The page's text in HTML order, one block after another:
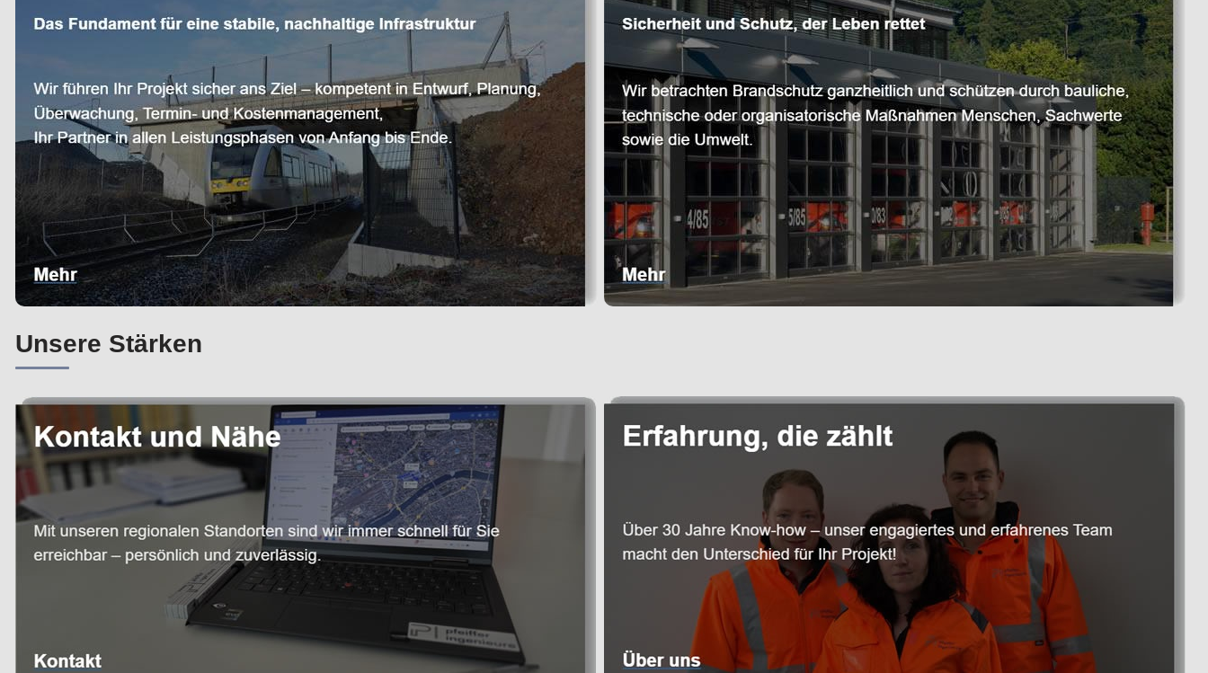
Unsere Stärken